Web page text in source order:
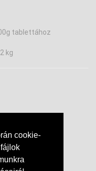
cookie-
tablettához
kg